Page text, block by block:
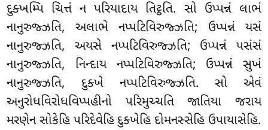
દુક્ખમ્પિ ચિત્તં ન પરિયાદાય તિટ્ઠતિ. સો ઉપ્પન્નં લાભં
નાનુરુજ્ઝતિ, અલાભે નપ્પટિવિરુજ્ઝતિ; ઉપ્પન્નં યસં
નાનુરુજ્ઝતિ, અયસે નપ્પટિવિરુજ્ઝતિ; ઉપ્પન્નં પસંસં
નાનુરુજ્ઝતિ, નિન્દાય નપ્પટિવિરુજ્ઝતિ; ઉપ્પન્નં સુખં
નાનુરુજ્ઝતિ, દુક્ખે નપ્પટિવિરુજ્ઝતિ. સો એવં
અનુરોધવિરોધવિપ્પહીનો પરિમુચ્ચતિ જાતિયા જરાય
મરણેન સોકેહિ પરિદેવેહિ દુક્ખેહિ દોમનસ્સેહિ ઉપાયાસેહિ.